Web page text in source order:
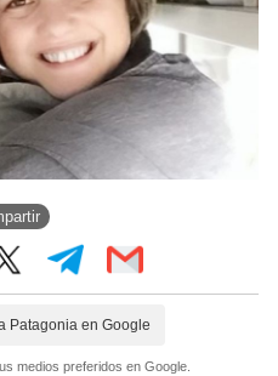
Patagonia en Google
medios preferidos en Google.